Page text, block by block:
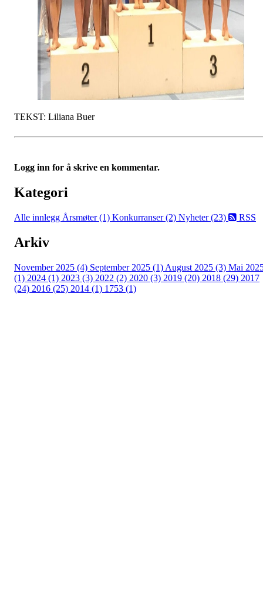
TEKST: Liliana Buer
Logg inn for å skrive en kommentar.
Kategori
Alle innlegg Årsmøter (1) Konkurranser (2) Nyheter (23) RSS
Arkiv
November 2025 (4) September 2025 (1) August 2025 (3) Mai
(1) 2024 (1) 2023 (3) 2022 (2) 2020 (3) 2019 (20) 2018 (29) 2017
(24) 2016 (25) 2014 (1) 1753 (1)